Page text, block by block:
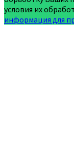
условия их
информация для